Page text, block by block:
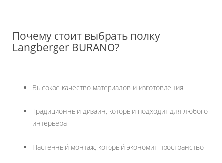
Почему стоит выбрать полку
Langberger BURANO?
Высокое качество материалов и изготовления
Традиционный дизайн, который подходит для любого
интерьера
Настенный монтаж, который экономит пространство